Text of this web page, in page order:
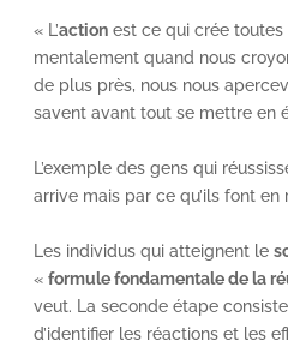
« L’action est ce qui crée
mentalement quand nous
de plus près, nous nous
savent avant tout se mettre en
L’exemple des gens qui
arrive mais par ce qu’ils font
Les individus qui atteignent le
«formule fondamentale de la
veut. La seconde étape
d’identifier les réactions et les